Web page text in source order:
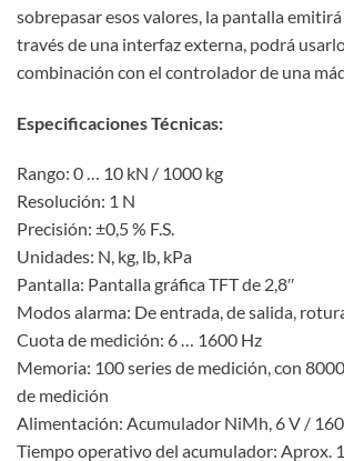
sobrepasar esos valores, la pantalla emitirá
través de una interfaz externa, podrá
combinación con el controlador de una
Especificaciones Técnicas:
Rango: 0 … 10 kN / 1000 kg
Resolución: 1 N
Precisión: ±0,5 % F.S.
Unidades: N, kg, lb, kPa
Pantalla: Pantalla gráfica TFT de 2,8″
Modos alarma: De entrada, de salida,
Cuota de medición: 6 … 1600 Hz
Memoria: 100 series de medición, con
de medición
Alimentación: Acumulador NiMh, 6 V /
Tiempo operativo del acumulador: Aprox.